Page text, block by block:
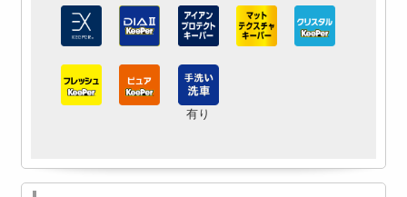
有り